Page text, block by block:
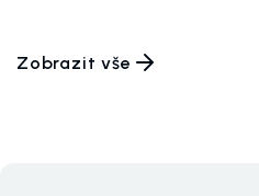
Zobrazit vše